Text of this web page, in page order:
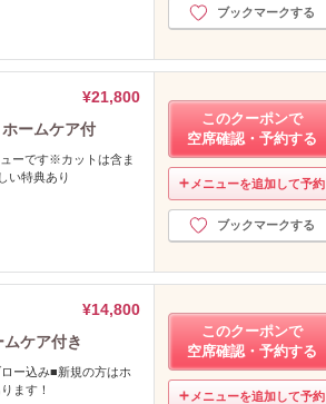
ブックマークする
¥21,800
ームケア付
ーです※カットは含ま
い特典あり
このクーポンで
空席確認・予約する
メニューを追加して予約
ブックマークする
¥14,800
ケア付き
ー込み■新規の方はホ
ます！
このクーポンで
空席確認・予約する
メニューを追加して予約